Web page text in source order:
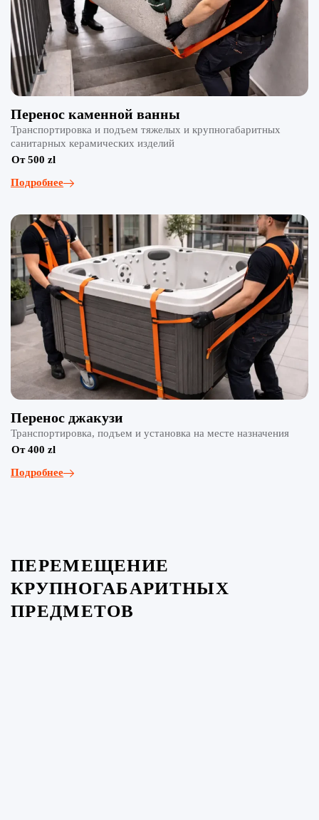
Перенос каменной ванны
Транспортировка и подъем тяжелых и крупногабаритных
санитарных керамических изделий
От 500 zl
Подробнее
Перенос джакузи
Транспортировка, подъем и установка на месте назначения
От 400 zl
Подробнее
ПЕРЕМЕЩЕНИЕ
КРУПНОГАБАРИТНЫХ
ПРЕДМЕТОВ